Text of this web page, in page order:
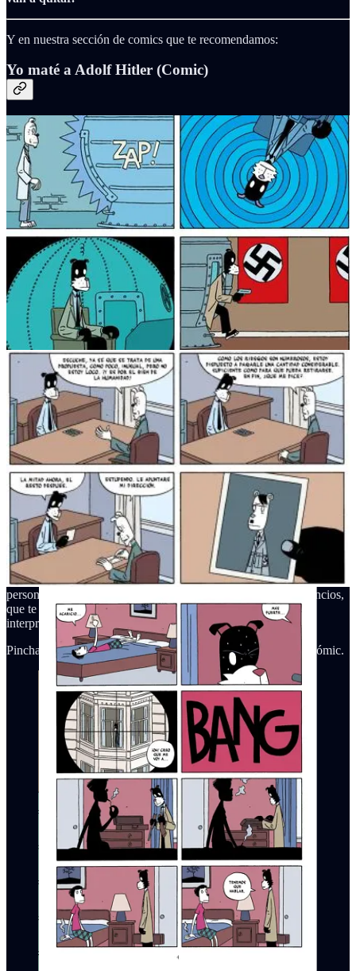
Y en nuestra sección de comics que te recomendamos:
Yo maté a Adolf Hitler (Comic)
A ver, ya el título llama bastante la atención. Este comic mezcla de
una modo divertidísimo, ciencia ficción, humor negro y reflexiones,
bastante profundas, sobre la naturaleza humana. De hecho, no es
casualidad que ganara el Eisner en 2008 y fuera considerado uno de
los mejores libros del año por Publishers Weekly.
Imagina un mundo donde ser sicario es tan normal como cualquier
otra profesión.Nuestro protagonista es un asesino a sueldo que
recibe el encargo de viajar en el tiempo para matar a Adolf
Hitler antes de que éste desencadene la Segunda Guerra
Mundial.Sin embargo, el viaje temporal no sale como se esperaba:
Hitler escapa al futuro y el protagonista se queda atrapado en el
pasado, obligado a esperar cinco décadas para cumplir su misión.
El artífice detrás de esta maravilla se llama Jason. Dibujante y
guionista noruego que destaca por su estilo minimalista y su uso de
la fábula como género para contar una historia.Su dibujo es
sencillo pero efectivo y se complementa de una narrativa visual
donde predomina el silencio y la interpretación del lector.
leerás mucho guión. Además, sus obras no tienen más de cincuenta
páginas y gracias a la disposición de sus viñetas (no verás más de 8
por página) su lectura tiene un ritmo fluido y ágil.
En resumen,
un cómic que reflexiona sobre la comunicación y la
soledad del ser humano moderno.La inexpresividad de sus
personajes transmite emociones a través de sus acciones y silencios,
que te invitan como lector a participar activamente en la
interpretación de la historia.
Pincha en la imagen si quieres hacerte con este maravilla del cómic.